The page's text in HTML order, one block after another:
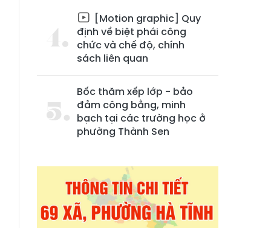
[Motion graphic] Quy
định về biệt phái công
chức và chế độ, chính
sách liên quan
Bốc thăm xếp lớp - bảo
đảm công bằng, minh
bạch tại các trường học ở
phường Thành Sen